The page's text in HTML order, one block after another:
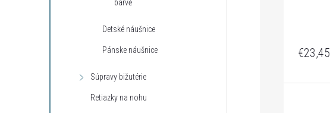
barvě
Detské náušnice
Pánske náušnice
Súpravy bižutérie
Retiazky na nohu
€23,45